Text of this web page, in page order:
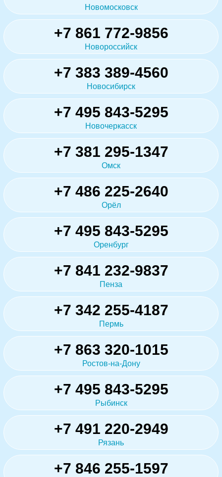
Новомосковск
+7 861 772-9856
Новороссийск
+7 383 389-4560
Новосибирск
+7 495 843-5295
Новочеркасск
+7 381 295-1347
Омск
+7 486 225-2640
Орёл
+7 495 843-5295
Оренбург
+7 841 232-9837
Пенза
+7 342 255-4187
Пермь
+7 863 320-1015
Ростов-на-Дону
+7 495 843-5295
Рыбинск
+7 491 220-2949
Рязань
+7 846 255-1597